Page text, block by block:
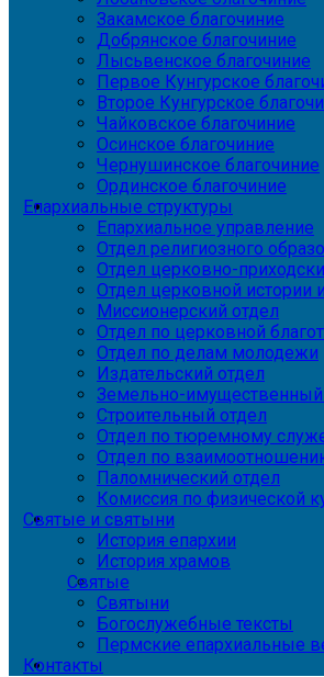
Закамское благочиние
Добрянское благочиние
Лысьвенское благочиние
Первое Кунгурское
Второе Кунгурское
Чайковское благочиние
Осинское благочиние
Чернушинское благочиние
Ординское благочиние
Епархиальные структуры
Епархиальное управление
Отдел религиозного
Отдел церковно-
Отдел церковной истории
Миссионерский отдел
Отдел по церковной
Отдел по делам молодежи
Издательский отдел
Земельно-имущественный
Строительный отдел
Отдел по тюремному
Отдел по
Паломнический отдел
Комиссия по физической
Святые и святыни
История епархии
История храмов
Святые
Святыни
Богослужебные тексты
Пермские епархиальные
Контакты